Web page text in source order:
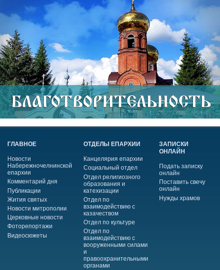
ГЛАВНОЕ
Новости
Набережночелнинской
епархии
Комментарий дня
Публикации
Жития святых
Новости митрополии
Церковные новости
Фоторепортажи
Видеосюжеты
ОТДЕЛЫ ЕПАРХИИ
Канцелярия епархии
Социальный отдел
Отдел религиозного
образования и
катехизации
Отдел по
взаимодействию с
казачеством
Отдел по культуре
Отдел по
взаимодействию с
вооруженными силами
и
правоохранительными
органами
ЗАПИСКИ
ОНЛАЙН
Подать записку
онлайн
Поставить свечу
онлайн
Нужды храмов